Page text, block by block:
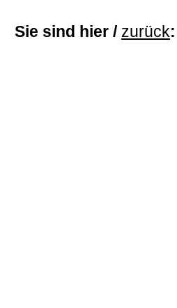
Sie sind hier / zurück: